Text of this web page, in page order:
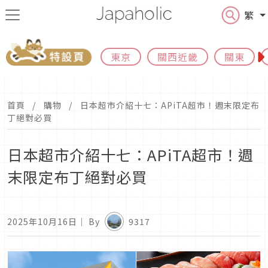
繁
東京 關西近畿 關東
首頁 購物
日本超市介紹十七：APiTA超市！週末限定布
丁絕對必買
日本超市介紹十七：APiTA超市！週
末限定布丁絕對必買
2025年10月16日 ｜ By 9317